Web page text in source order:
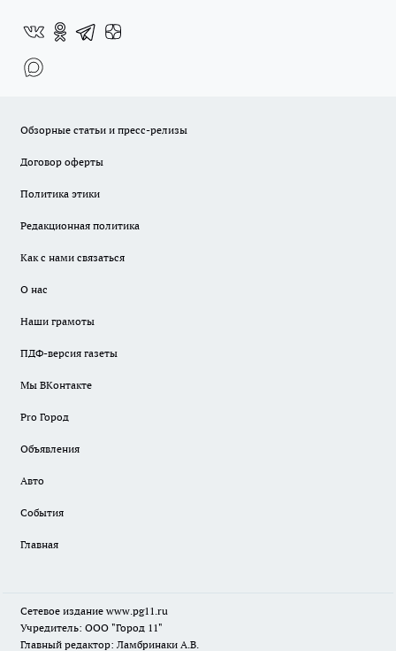
Обзорные статьи и пресс-релизы
Договор оферты
Политика этики
Редакционная политика
Как с нами связаться
О нас
Наши грамоты
ПДФ-версия газеты
Мы ВКонтакте
Pro Город
Объявления
Авто
События
Главная
Сетевое издание www.pg11.ru
Учредитель: ООО "Город 11"
Главный редактор: Ламбринаки А.В.